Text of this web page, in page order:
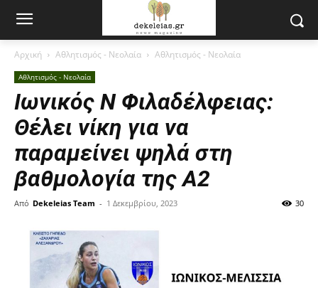
Αρχική Αθλητισμός - Νεολαία Αθλητισμός - Νεολαία
Αθλητισμός - Νεολαία
Ιωνικός Ν Φιλαδέλφειας:
Θέλει νίκη για να
παραμείνει ψηλά στη
βαθμολογία της Α2
Από Dekeleias Team - 1 Δεκεμβρίου, 2023 30